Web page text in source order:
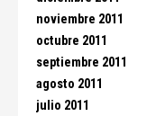
noviembre 2011
octubre 2011
septiembre 2011
agosto 2011
julio 2011